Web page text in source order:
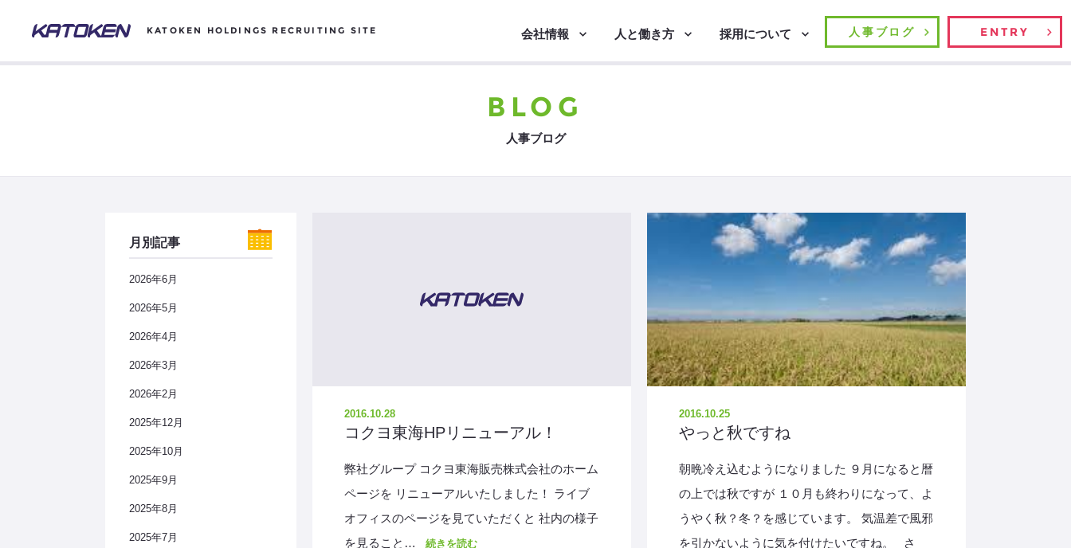
KATOKEN HOLDINGS RECRUITING SITE 会社情報 人と働き方 採用について 人事ブログ ENTRY
BLOG
人事ブログ
2016.10.28
コクヨ東海HPリニューアル！
弊社グループ コクヨ東海販売株式会社のホーム
ページを リニューアルいたしました！ ライブ
オフィスのページを見ていただくと 社内の様子
を見ること…
続きを読む
2016.10.25
やっと秋ですね
朝晩冷え込むようになりました ９月になると暦
の上では秋ですが １０月も終わりになって、よ
うやく秋？冬？を感じています。 気温差で風邪
を引かないように気を付けたいですね。 さ
月別記事
2026年6月
2026年5月
2026年4月
2026年3月
2026年2月
2025年12月
2025年10月
2025年9月
2025年8月
2025年7月